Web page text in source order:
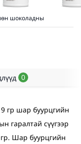
шоколадны
0
гр шар буурцгийн
гаралтай сүүгээр
гр. Шар буурцгийн